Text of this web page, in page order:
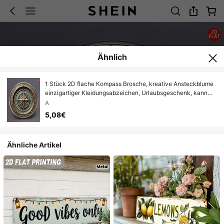
Ähnlich
1 Stück 2D flache Kompass Brosche, kreative Ansteckblume
einzigartiger Kleidungsabzeichen, Urlaubsgeschenk, kann
Kleidung und Rucksäcke dekorieren, Anzeige und
Wertschätzung, erhellt die Atmosphäre sofort
A
5,08€
Ähnliche Artikel